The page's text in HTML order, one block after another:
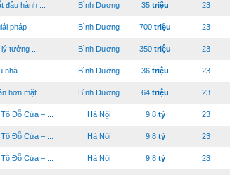
hành ... Bình Dương 35 triệu 23
pháp ... Bình Dương 700 triệu 23
tưởng ... Bình Dương 350 triệu 23
... Bình Dương 36 triệu 23
hơn mặt ... Bình Dương 64 triệu 23
Đỗ Cửa – ... Hà Nội 9,8 tỷ 23
Đỗ Cửa – ... Hà Nội 9,8 tỷ 23
Đỗ Cửa – ... Hà Nội 9,8 tỷ 23